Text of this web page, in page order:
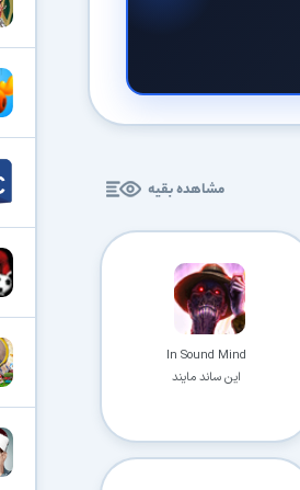
مشاهده بقیه
In Sound Mind
این ساند مایند